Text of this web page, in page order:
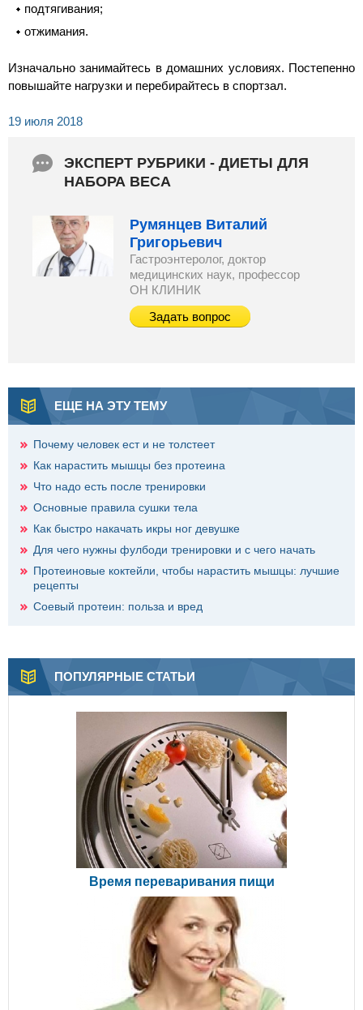
подтягивания;
отжимания.
Изначально занимайтесь в домашних условиях. Постепенно
повышайте нагрузки и перебирайтесь в спортзал.
19 июля 2018
ЭКСПЕРТ РУБРИКИ - ДИЕТЫ ДЛЯ
НАБОРА ВЕСА
Румянцев Виталий
Григорьевич
Гастроэнтеролог, доктор
медицинских наук, профессор
ОН КЛИНИК
Задать вопрос
ЕЩЕ НА ЭТУ ТЕМУ
Почему человек ест и не толстеет
Как нарастить мышцы без протеина
Что надо есть после тренировки
Основные правила сушки тела
Как быстро накачать икры ног девушке
Для чего нужны фулбоди тренировки и с чего начать
Протеиновые коктейли, чтобы нарастить мышцы: лучшие
рецепты
Соевый протеин: польза и вред
ПОПУЛЯРНЫЕ СТАТЬИ
Время переваривания пищи